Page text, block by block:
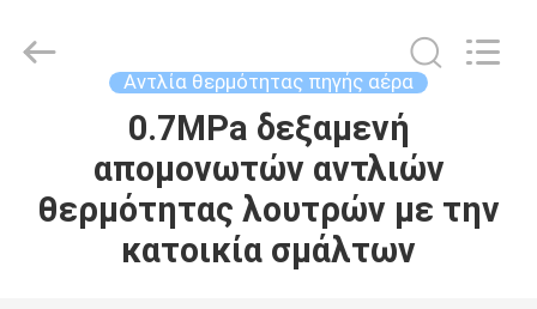
ΠΡΟΪΌΝΤΑ
Ltd..
Αντλία θερμότητας πηγής αέρα
0.7MPa δεξαμενή
απομονωτών αντλιών
θερμότητας λουτρών με την
κατοικία σμάλτων